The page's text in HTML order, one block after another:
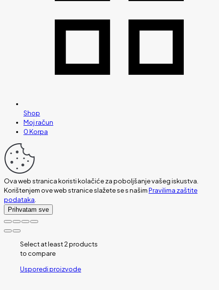
Shop
Moj račun
0Korpa
Ova web stranica koristi kolačiće za poboljšanje vašeg iskustva.
Korištenjem ove web stranice slažete se s našimPravilima zaštite
podataka.
Prihvatam sve
Select at least 2 products
to compare
Usporedi proizvode